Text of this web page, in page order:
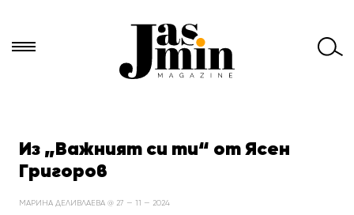
за:Из „Важният си ти“ от Ясен
Григоров
МАРИНА ДЕЛИВЛАЕВА @ 27 — 11 — 2024